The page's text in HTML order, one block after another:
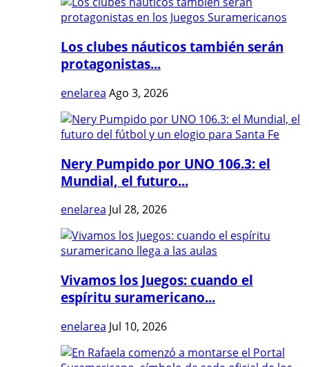
Los clubes náuticos también serán
protagonistas...
enelarea Ago 3, 2026
Nery Pumpido por UNO 106.3: el
Mundial, el futuro...
enelarea Jul 28, 2026
Vivamos los Juegos: cuando el
espíritu suramericano...
enelarea Jul 10, 2026